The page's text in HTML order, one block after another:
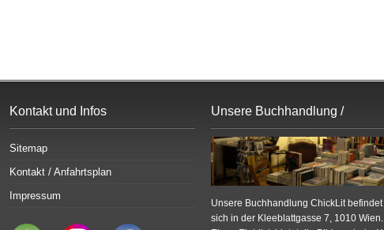
Kontakt und Infos
Sitemap
Kontakt / Anfahrtsplan
Impressum
Unsere Buchhandlung /
Bildergalerie
Unsere Buchhandlung ChickLit befindet
sich in der Kleeblattgasse 7, 1010 Wien.